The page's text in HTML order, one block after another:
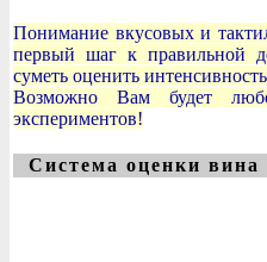
Понимание вкусовых и
первый шаг к правильной
суметь оценить
Возможно Вам будет
экспериментов!
Система оценки